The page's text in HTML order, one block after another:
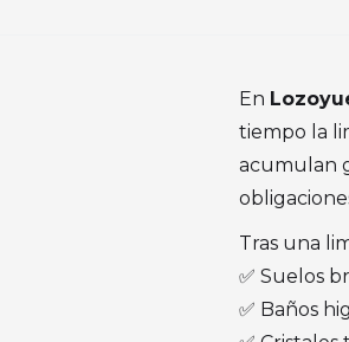
En
tiempo la
acumulan
Tras una
✅ Suelos
✅ Baños